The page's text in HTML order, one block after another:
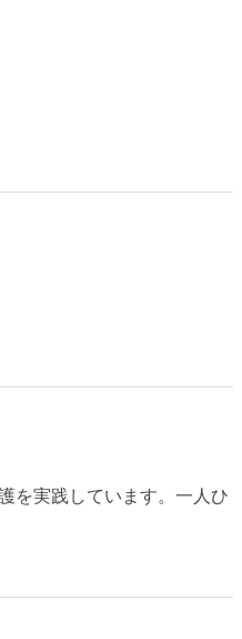
を実践しています。一人ひ